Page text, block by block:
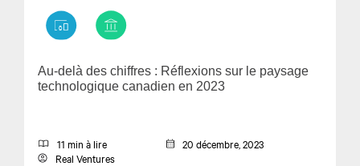
Au-delà des chiffres : Réflexions sur le paysage
technologique canadien en 2023
11 min à lire
20 décembre, 2023
Real Ventures